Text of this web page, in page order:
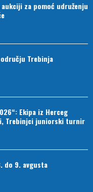
za pomoć udruženju
Trebinja
Ekipa iz Herceg
Trebinjci juniorski turnir
do 9. avgusta